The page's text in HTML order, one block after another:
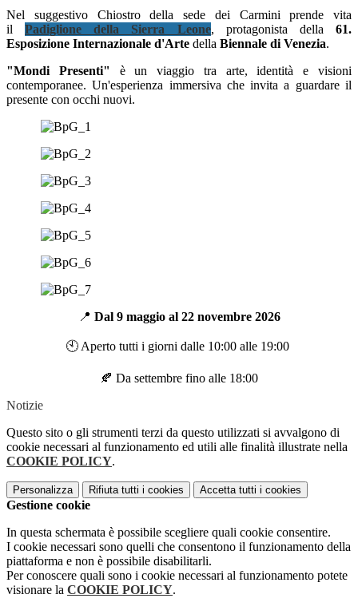
Nel suggestivo Chiostro della sede dei Carmini prende vita
ilPadiglione della Sierra Leone, protagonista della61.
Esposizione Internazionale d'Arte della Biennale di Venezia.
"Mondi Presenti" è un viaggio tra arte, identità e visioni
contemporanee. Un'esperienza immersiva che invita a guardare il
presente con occhi nuovi.
📍 Dal 9 maggio al 22 novembre 2026
​🕙​ Aperto tutti i giorni dalle 10:00 alle 19:00
🍂​ Da settembre fino alle 18:00
Notizie
Questo sito o gli strumenti terzi da questo utilizzati si avvalgono di
cookie necessari al funzionamento ed utili alle finalità illustrate nella
COOKIE POLICY.
Personalizza Rifiuta tutti i cookies Accetta tutti i cookies
Gestione cookie
In questa schermata è possibile scegliere quali cookie consentire.
I cookie necessari sono quelli che consentono il funzionamento della
piattaforma e non è possibile disabilitarli.
Per conoscere quali sono i cookie necessari al funzionamento potete
visionare la COOKIE POLICY.